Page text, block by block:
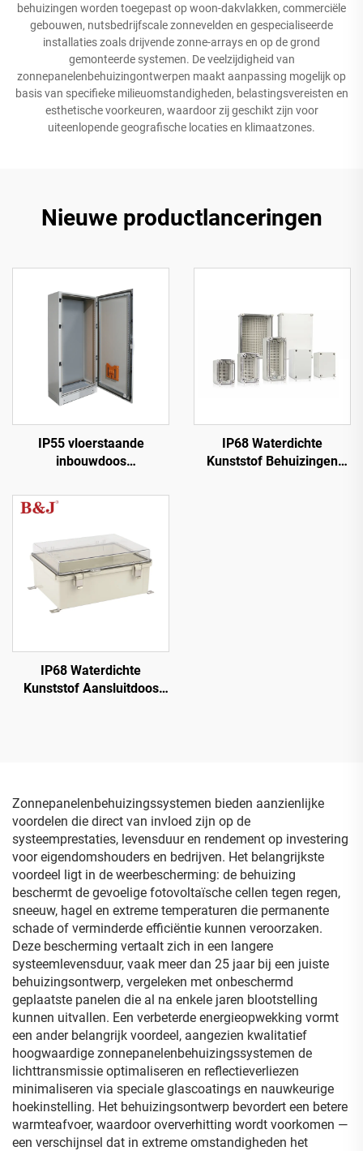
behuizingen worden toegepast op woon-dakvlakken, commerciële
gebouwen, nutsbedrijfscale zonnevelden en gespecialiseerde
installaties zoals drijvende zonne-arrays en op de grond
gemonteerde systemen. De veelzijdigheid van
zonnepanelenbehuizingontwerpen maakt aanpassing mogelijk op
basis van specifieke milieuomstandigheden, belastingsvereisten en
esthetische voorkeuren, waardoor zij geschikt zijn voor
uiteenlopende geografische locaties en klimaatzones.
Nieuwe productlanceringen
IP55 vloerstaande
inbouwdoos
IP68 Waterdichte
Kunststof Behuizingen
IP68 Waterdichte
Kunststof Aansluitdoos
Zonnepanelenbehuizingssystemen bieden aanzienlijke
voordelen die direct van invloed zijn op de
systeemprestaties, levensduur en rendement op investering
voor eigendomshouders en bedrijven. Het belangrijkste
voordeel ligt in de weerbescherming: de behuizing
beschermt de gevoelige fotovoltaïsche cellen tegen regen,
sneeuw, hagel en extreme temperaturen die permanente
schade of verminderde efficiëntie kunnen veroorzaken.
Deze bescherming vertaalt zich in een langere
systeemlevensduur, vaak meer dan 25 jaar bij een juiste
behuizingsontwerp, vergeleken met onbeschermd
geplaatste panelen die al na enkele jaren blootstelling
kunnen uitvallen. Een verbeterde energieopwekking vormt
een ander belangrijk voordeel, aangezien kwalitatief
hoogwaardige zonnepanelenbehuizingssystemen de
lichttransmissie optimaliseren en reflectieverliezen
minimaliseren via speciale glascoatings en nauwkeurige
hoekinstelling. Het behuizingsontwerp bevordert een betere
warmteafvoer, waardoor oververhitting wordt voorkomen —
een verschijnsel dat in extreme omstandigheden het